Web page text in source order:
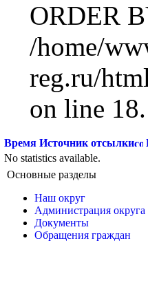
ORDER
/home/
reg.ru/
on line 18.
Время Источник отсылки
No statistics available.
Основные разделы
Наш округ
Администрация округа
Документы
Обращения граждан